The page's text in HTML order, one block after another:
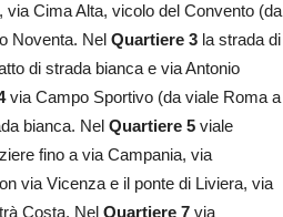
via Cima Alta, vicolo del Convento (da
Noventa. Nel Quartiere 3 la strada di
di strada bianca e via Antonio
via Campo Sportivo (da viale Roma a
bianca. Nel Quartiere 5 viale
fino a via Campania, via
via Vicenza e il ponte di Liviera, via
Costa. Nel Quartiere 7 via